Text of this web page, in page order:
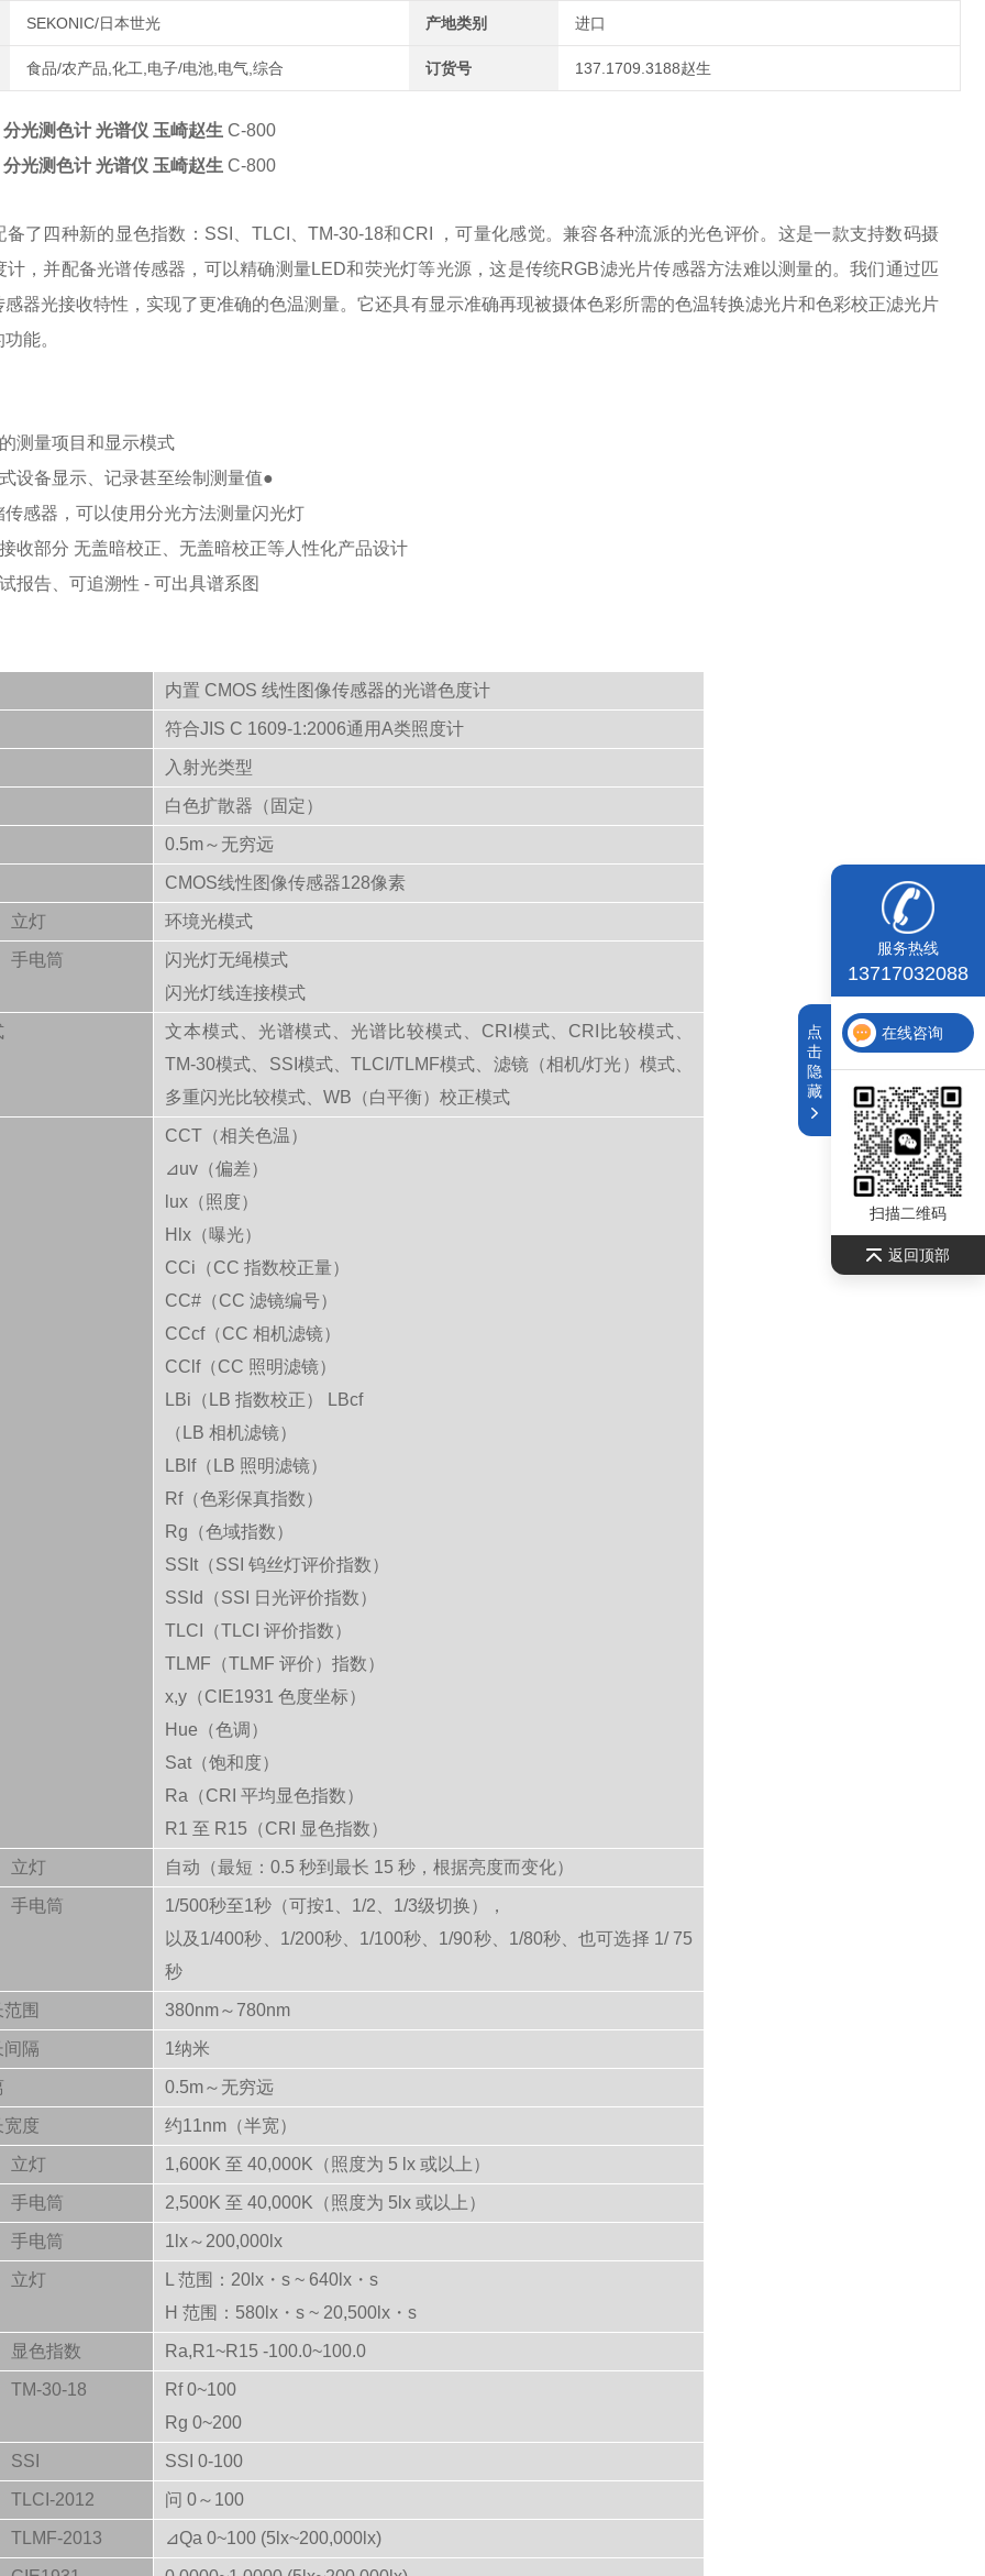
SEKONIC/日本世光 产地类别 进口
食品/农产品,化工,电子/电池,电气,综合 订货号 137.1709.3188赵生
光测色计 光谱仪 玉崎赵生 C-800
光测色计 光谱仪 玉崎赵生 C-800
备了四种新的显色指数：SSI、TLCI、TM-30-18和CRI ，可量化感觉。兼容各种流派的光色评价。这是一款支持数码摄
计，并配备光谱传感器，可以精确测量LED和荧光灯等光源，这是传统RGB滤光片传感器方法难以测量的。我们通过匹
器光接收特性，实现了更准确的色温测量。它还具有显示准确再现被摄体色彩所需的色温转换滤光片和色彩校正滤光片
能。
测量项目和显示模式
设备显示、记录甚至绘制测量值●
感器，可以使用分光方法测量闪光灯
收部分 无盖暗校正、无盖暗校正等人性化产品设计
报告、可追溯性 - 可出具谱系图
内置 CMOS 线性图像传感器的光谱色度计
符合JIS C 1609-1:2006通用A类照度计
入射光类型
白色扩散器（固定）
0.5m～无穷远
CMOS线性图像传感器128像素
立灯 环境光模式
手电筒
闪光灯无绳模式
闪光灯线连接模式
文本模式、光谱模式、光谱比较模式、CRI模式、CRI比较模式、
TM-30模式、SSI模式、TLCI/TLMF模式、滤镜（相机/灯光）模式、
多重闪光比较模式、WB（白平衡）校正模式
CCT（相关色温）
⊿uv（偏差）
lux（照度）
Hlx（曝光）
CCi（CC 指数校正量）
CC#（CC 滤镜编号）
CCcf（CC 相机滤镜）
CClf（CC 照明滤镜）
LBi（LB 指数校正）
LBcf
（LB 相机滤镜）
LBlf（LB 照明滤镜）
Rf（色彩保真指数）
Rg（色域指数）
SSIt（SSI 钨丝灯评价指数）
SSId（SSI 日光评价指数）
TLCI（TLCI 评价指数）
TLMF（TLMF 评价）指数）
x,y（CIE1931 色度坐标）
Hue（色调）
Sat（饱和度）
Ra（CRI 平均显色指数）
R1 至 R15（CRI 显色指数）
立灯 自动（最短：0.5 秒到最长 15 秒，根据亮度而变化）
手电筒
1/500秒至1秒（可按1、1/2、1/3级切换），
以及1/400秒、1/200秒、1/100秒、1/90秒、1/80秒、也可选择 1/ 75
秒
围 380nm～780nm
间隔 1纳米
0.5m～无穷远
宽度 约11nm（半宽）
立灯 1,600K 至 40,000K（照度为 5 lx 或以上）
手电筒 2,500K 至 40,000K（照度为 5lx 或以上）
手电筒 1lx～200,000lx
立灯
L 范围：20lx・s ~ 640lx・s
H 范围：580lx・s ~ 20,500lx・s
显色指数 Ra,R1~R15 -100.0~100.0
TM-30-18
Rf 0~100
Rg 0~200
SSI SSI 0-100
TLCI-2012 问 0～100
TLMF-2013 ⊿Qa 0~100 (5lx~200,000lx)
服务热线
13717032088
在线咨询
扫描二维码
返回顶部
点
击
隐
藏